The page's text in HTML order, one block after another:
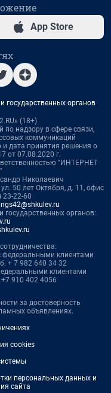
App Store
государственных органов
(18+)
по надзору в сфере связи,
коммуникаций
дата принятия решения о
от 07.08.2020 г.
"ИНТЕРНЕТ
Николаевич
50 лет Октября, д. 11, офис
23-22-60
ngs42@shkulev.ru
органов:
клиентами
+ 7 982 640 34 32
клиентами
+7 910 402 4056
за достоверность
объявлениях.
cookies
персональных данных и
сайта